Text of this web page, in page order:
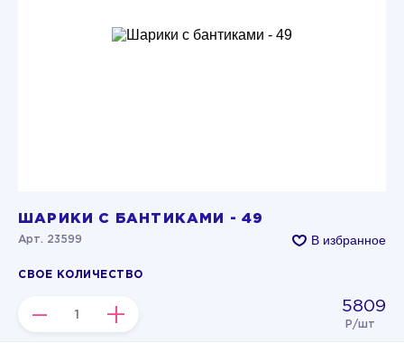
ШАРИКИ С БАНТИКАМИ - 49
Арт. 23599 В избранное
СВОЕ КОЛИЧЕСТВО
– + 5809
Р/шт